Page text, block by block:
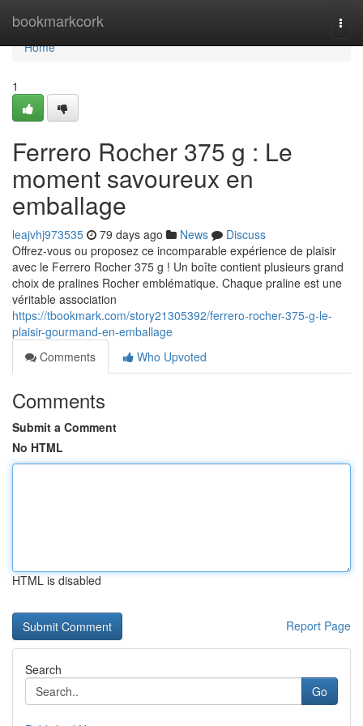
bookmarkcork
Home
Home
1
Ferrero Rocher 375 g : Le
moment savoureux en
emballage
leajvhj973535 79 days ago News
Discuss
Offrez-vous ou proposez ce incomparable expérience de plaisir
avec le Ferrero Rocher 375 g ! Un boîte contient plusieurs grand
choix de pralines Rocher emblématique. Chaque praline est une
véritable association
https://tbookmark.com/story21305392/ferrero-rocher-375-g-le-
plaisir-gourmand-en-emballage
Comments
Who Upvoted
Comments
Submit a Comment
No HTML
HTML is disabled
Report Page
Search
Go